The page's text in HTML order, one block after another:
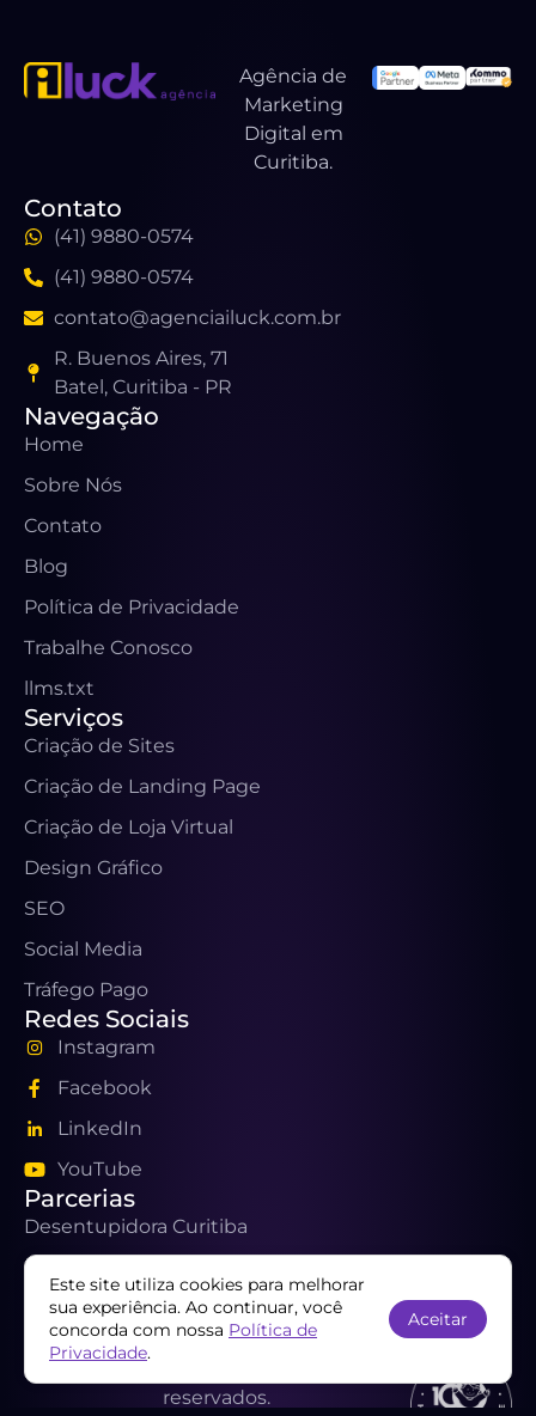
Agência de
Marketing
Digital em
Curitiba.
Contato
(41) 9880-0574
(41) 9880-0574
contato@agenciailuck.com.br
R. Buenos Aires, 71
Batel, Curitiba - PR
Navegação
Home
Sobre Nós
Contato
Blog
Política de Privacidade
Trabalhe Conosco
llms.txt
Serviços
Criação de Sites
Criação de Landing Page
Criação de Loja Virtual
Design Gráfico
SEO
Social Media
Tráfego Pago
Redes Sociais
Instagram
Facebook
LinkedIn
YouTube
Parcerias
Desentupidora Curitiba
Coworking em Curitiba
reservados.
Este site utiliza cookies para melhorar
sua experiência. Ao continuar, você
concorda com nossa Política de
Privacidade.
Aceitar